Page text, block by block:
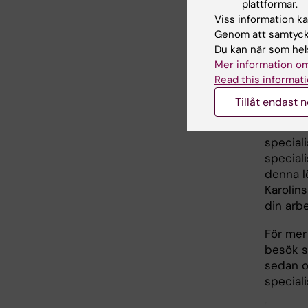
sedan
som
som
denna
din
För
besök
sedan
plattformar.
Viss information
Genom att
Du kan när som
Mer information
Read this
Tillåt endast